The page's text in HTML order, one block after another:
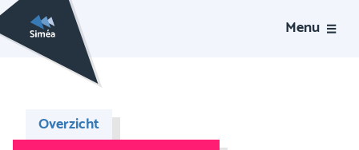
Menu
Overzicht